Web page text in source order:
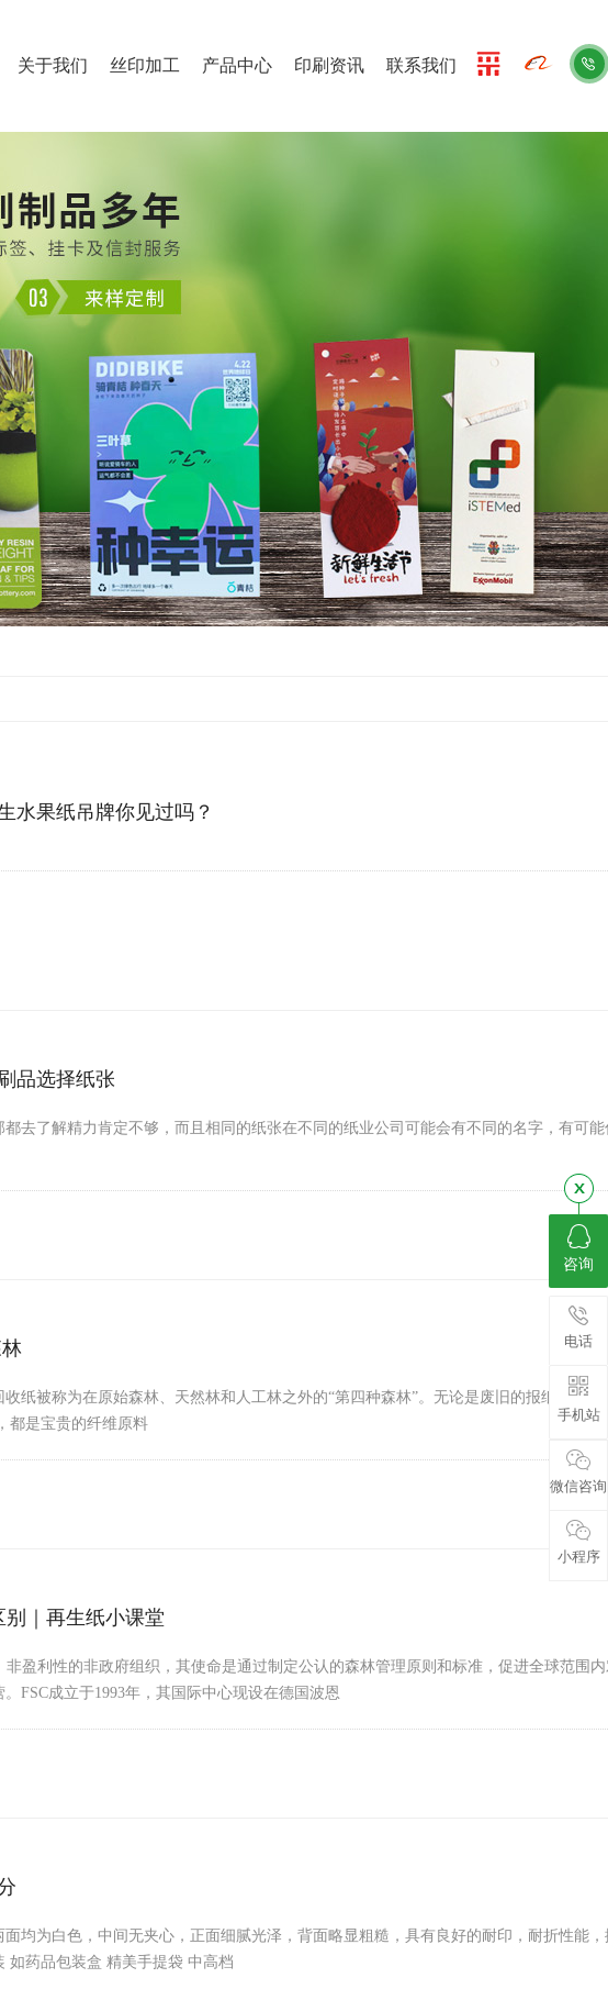
关于我们 丝印加工 产品中心 印刷资讯 联系我们
水果纸吊牌你见过吗？
品选择纸张
去了解精力肯定不够，而且相同的纸张在不同的纸业公司可能会有不同的名字，有可能
纸被称为在原始森林、天然林和人工林之外的“第四种森林”。无论是废旧的报纸、书刊
都是宝贵的纤维原料
别｜再生纸小课堂
非盈利性的非政府组织，其使命是通过制定公认的森林管理原则和标准，促进全球范围
FSC成立于1993年，其国际中心现设在德国波恩​
均为白色，中间无夹心，正面细腻光泽，背面略显粗糙，具有良好的耐印，耐折性能，
如药品包装盒 精美手提袋 中高档
咨询
电话
手机站
微信咨询
小程序